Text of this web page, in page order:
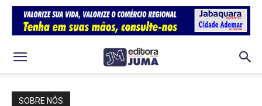
SOBRE NÓS